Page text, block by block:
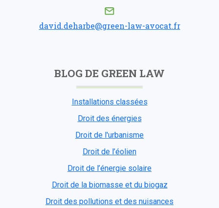
david.deharbe@green-law-avocat.fr
BLOG DE GREEN LAW
Installations classées
Droit des énergies
Droit de l'urbanisme
Droit de l’éolien
Droit de l’énergie solaire
Droit de la biomasse et du biogaz
Droit des pollutions et des nuisances